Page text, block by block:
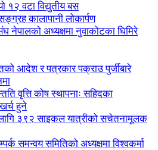
१२ वटा विद्युतीय बस
कालापानी लोकार्पण
नेपालको अध्यक्षमा नुवाकोटका घिमिरे
आदेश र पत्रकार पक्राउ पुर्जीबारे
वृत्ति कोष स्थापनाः सहिदका
खर्च हुने
लागि ३९२ साइकल यात्रीको सचेतनामूलक
समन्वय समितिको अध्यक्षमा विश्वकर्मा